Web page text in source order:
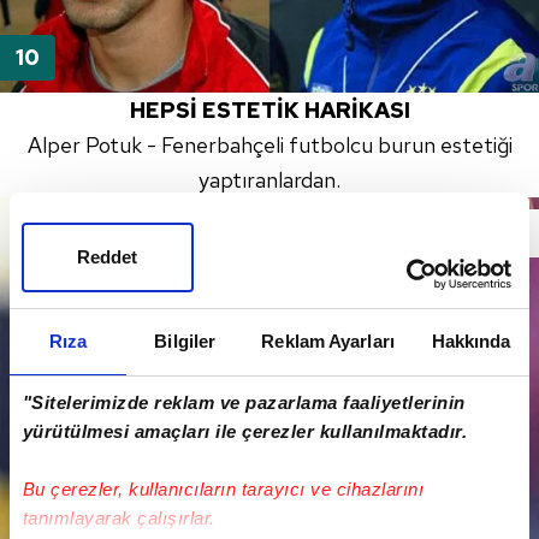
Rıza Bilgiler Reklam Ayarları Hakkında
"Sitelerimizde reklam ve pazarlama faaliyetlerinin
yürütülmesi amaçları ile çerezler kullanılmaktadır.
Bu çerezler, kullanıcıların tarayıcı ve cihazlarını
tanımlayarak çalışırlar.
Reddet
HEPSİ ESTETİK HARİKASI
Alper Potuk - Fenerbahçeli futbolcu burun estetiği
yaptıranlardan.